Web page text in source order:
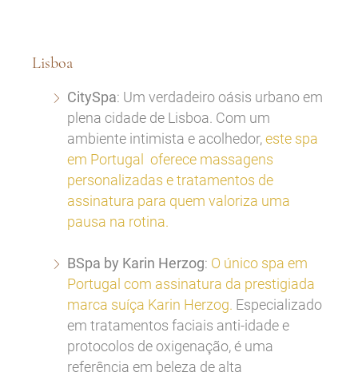
Lisboa
CitySpa: Um verdadeiro oásis urbano em
plena cidade de Lisboa. Com um
ambiente intimista e acolhedor,este spa
em Portugal oferece massagens
personalizadas e tratamentos de
assinatura para quem valoriza uma
pausa na rotina.
BSpa by Karin Herzog: O único spa em
Portugal com assinatura da prestigiada
marca suíça Karin Herzog. Especializado
em tratamentos faciais anti-idade e
protocolos de oxigenação, é uma
referência em beleza de alta